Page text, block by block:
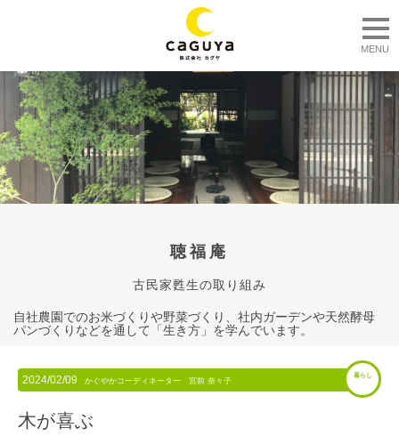
MENU
聴福庵
古民家甦生の取り組み
自社農園でのお米づくりや野菜づくり、社内ガーデンや天然酵母
パンづくりなどを通して「生き方」を学んでいます。
2024/02/09 かぐやかコーディネーター 宮前 奈々子
暮らし
木が喜ぶ